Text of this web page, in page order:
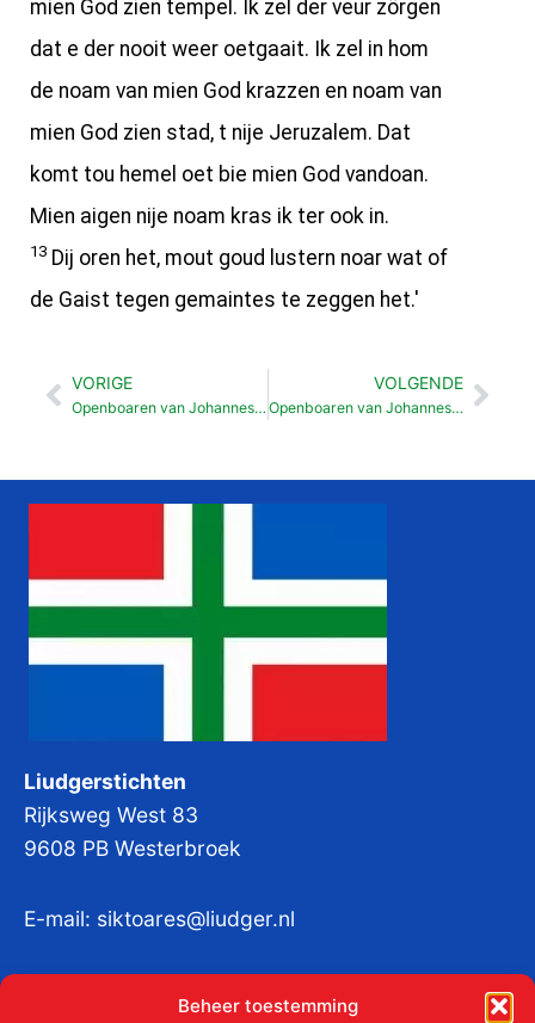
Beheer toestemming
mien God zien tempel. Ik zel der veur zörgen
dat e der nooit weer oetgaait. Ik zel in hom
de noam van mien God krazzen en noam van
mien God zien stad, t nije Jeruzalem. Dat
komt tou hemel oet bie mien God vandoan.
Mien aigen nije noam kras ik ter ook in.
13 Dij oren het, mout goud lustern noar wat of
de Gaist tegen gemaintes te zeggen het.'
Vorige
VORIGE
Openboaren van Johannes Bosschop veur Sardes (3: 1-6)
VOLGENDE
Openboaren van Johannes Bosschop veur Laödicea (3:14-22)
Liudgerstichten
Rijksweg West 83
9608 PB Westerbroek
E-mail: siktoares@liudger.nl